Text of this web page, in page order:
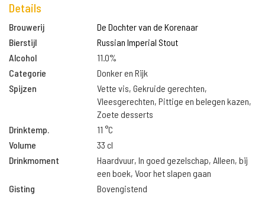
Details
Brouwerij
De Dochter van de Korenaar
Bierstijl
Russian Imperial Stout
Alcohol
11.0%
Categorie
Donker en Rijk
Spijzen
Vette vis, Gekruide gerechten,
Vleesgerechten, Pittige en belegen kazen,
Zoete desserts
Drinktemp.
11 °C
Volume
33 cl
Drinkmoment
Haardvuur, In goed gezelschap, Alleen, bij
een boek, Voor het slapen gaan
Gisting
Bovengistend